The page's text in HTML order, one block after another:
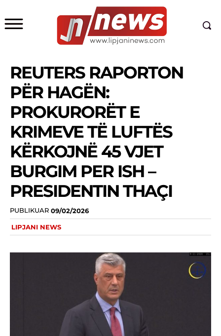
REUTERS RAPORTON
PËR HAGËN:
PROKURORËT E
KRIMEVE TË LUFTËS
KËRKOJNË 45 VJET
BURGIM PER ISH –
PRESIDENTIN THAÇI
PUBLIKUAR 09/02/2026
LIPJANI NEWS